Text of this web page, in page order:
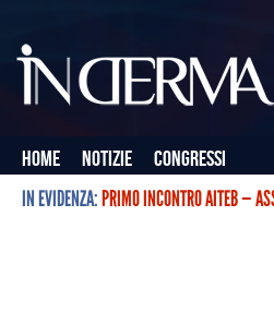
Home Notizie
Congressi
IN EVIDENZA:PRIMO INCONTRO AITEB —